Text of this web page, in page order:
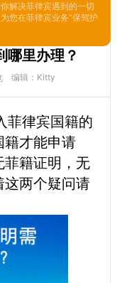
解决菲律宾遇到的一切
您在菲律宾业务“保驾护
哪里办理？
编辑：Kitty
菲律宾国籍的
籍才能申请
菲籍证明，无
这两个疑问请